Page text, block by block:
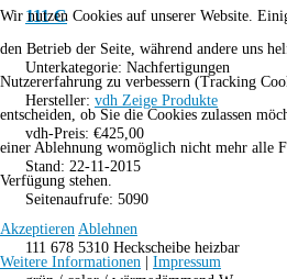
111 C
Unterkategorie: Nachfertigungen
Hersteller: vdh Zeige Produkte
vdh-Preis: €425,00
Stand: 22-11-2015
Seitenaufrufe: 5090
111 678 5310 Heckscheibe heizbar
Wir nutzen Cookies auf unserer Website.
den Betrieb der Seite, während andere uns
Nutzererfahrung zu verbessern (Tracking
entscheiden, ob Sie die Cookies zulassen
einer Ablehnung womöglich nicht mehr alle
Verfügung stehen.
Akzeptieren Ablehnen
Weitere Informationen
Impressum